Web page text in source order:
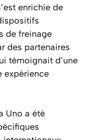
enrichie de
de freinage
des partenaires
témoignait d’une
expérience
Uno a été